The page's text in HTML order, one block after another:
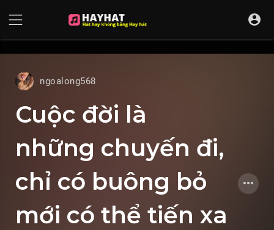
ngoalong568
Cuộc đời là
những chuyến đi,
chỉ có buông bỏ
mới có thể tiến xa